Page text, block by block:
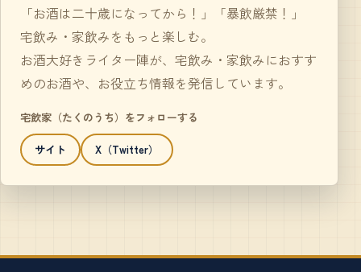
「お酒は二十歳になってから！」「暴飲厳禁！」
宅飲み・家飲みをもっと楽しむ。
お酒大好きライター陣が、宅飲み・家飲みにおすす
めのお酒や、お役立ち情報を発信しています。
宅飲家（たくのうち）をフォローする
サイト X（Twitter）